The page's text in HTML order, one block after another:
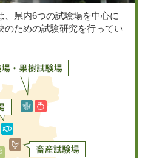
、県内6つの試験場を中心に
のための試験研究を行ってい